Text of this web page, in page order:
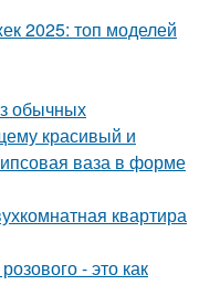
2025: топ моделей
обычных
красивый и
ваза в форме
квартира
- это как